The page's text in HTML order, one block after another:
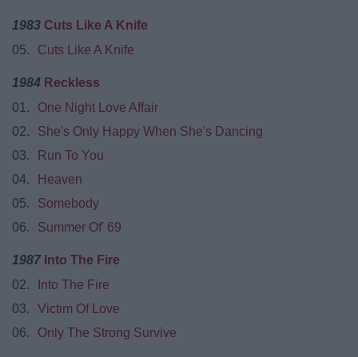
1983 Cuts Like A Knife
05.
Cuts Like A Knife
1984 Reckless
01.
One Night Love Affair
02.
She's Only Happy When She's Dancing
03.
Run To You
04.
Heaven
05.
Somebody
06.
Summer Of' 69
1987 Into The Fire
02.
Into The Fire
03.
Victim Of Love
06.
Only The Strong Survive